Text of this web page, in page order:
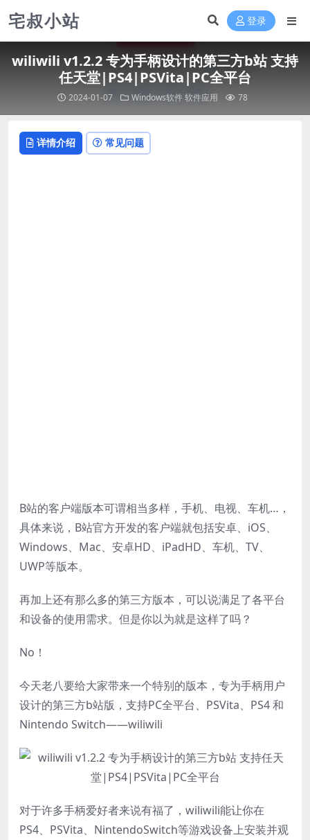
宅叔小站 登录
wiliwili v1.2.2 专为手柄设计的第三方b站 支持
任天堂|PS4|PSVita|PC全平台
2024-01-07 Windows软件 软件应用 78
详情介绍 常见问题
B站的客户端版本可谓相当多样，手机、电视、车机…，
具体来说，B站官方开发的客户端就包括安卓、iOS、
Windows、Mac、安卓HD、iPadHD、车机、TV、
UWP等版本。
再加上还有那么多的第三方版本，可以说满足了各平台
和设备的使用需求。但是你以为就是这样了吗？
No！
今天老八要给大家带来一个特别的版本，专为手柄用户
设计的第三方b站版，支持PC全平台、PSVita、PS4 和
Nintendo Switch——wiliwili
对于许多手柄爱好者来说有福了，wiliwili能让你在
PS4、PSVita、NintendoSwitch等游戏设备上安装并观